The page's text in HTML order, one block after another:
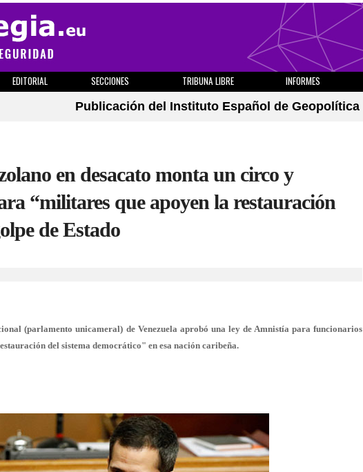
EDITORIAL SECCIONES TRIBUNA LIBRE INFORMES
Publicación del Instituto Español de Geopolítica
en desacato monta un circo y
“militares que apoyen la restauración
de Estado
(parlamento unicameral) de Venezuela aprobó una ley de Amnistía para funcionarios
del sistema democrático" en esa nación caribeña.